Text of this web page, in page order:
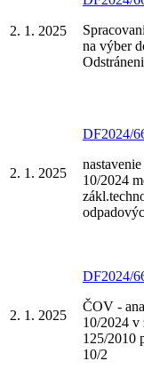
2. 1. 2025
na výber
2. 1. 2025
DF2024/
10/2024
2. 1. 2025
DF2024/
ČOV -
10/2024
125/2010
10/2